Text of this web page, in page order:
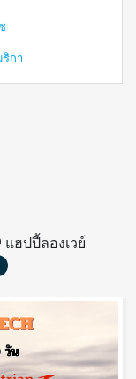
ริกา
แฮปปี้ลองเวย์